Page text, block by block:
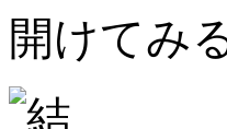
開けてみ